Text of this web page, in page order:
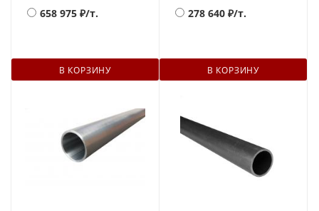
658 975 ₽/т.
В КОРЗИНУ
278 640 ₽/т.
В КОРЗИНУ